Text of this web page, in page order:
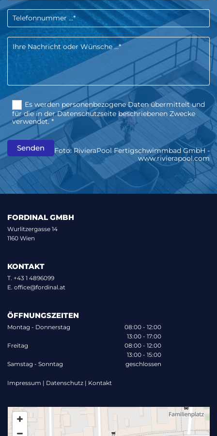
Es werden personenbezogene Daten übermittelt und
für die in der Datenschutzseite beschriebenen Zwecke
verwendet. *
Foto: RivieraPool Fertigschwimmbad GmbH -
www.rivierapool.com
FORDINAL GMBH
Wurlitzergasse 14
1160 Wien
KONTAKT
T. +43 1 4896099
E. office@fordinal.at
ÖFFNUNGSZEITEN
Montag - Donnerstag
08:00 - 12:00
13:00 - 17:00
Freitag
08:00 - 12:00
13:00 - 15:00
Samstag - Sonntag
geschlossen
Impressum | Datenschutz | Kontakt